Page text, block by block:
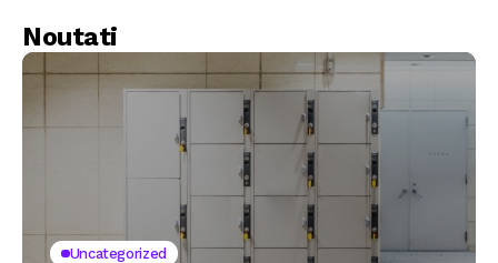
Noutati
Uncategorized